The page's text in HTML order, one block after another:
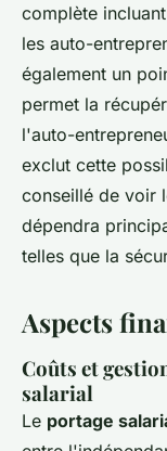
complète
les auto-
également un
permet la
l'auto-
exclut cette
conseillé de voir
dépendra
telles que la
Aspects
Coûts et
salarial
Le portage